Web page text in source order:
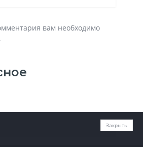
вам необходимо
.
Закрыть